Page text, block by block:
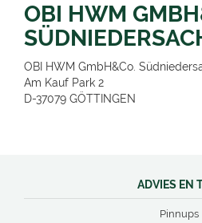
OBI HWM
OBI HWM GmbH&Co.
Am Kauf Park 2
D-37079 GÖTTINGEN
ADVIES EN
Pinnups